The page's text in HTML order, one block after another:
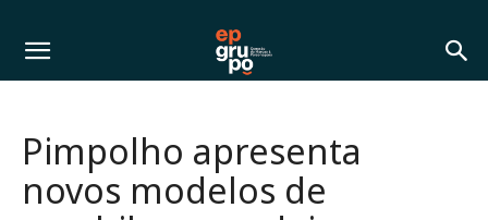
Pimpolho apresenta
novos modelos de